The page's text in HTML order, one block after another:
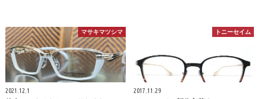
マサキマツシマ
2021.12.1
トニーセイム
2017.11.29